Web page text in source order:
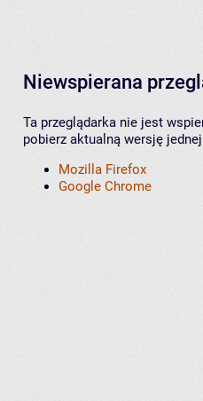
Niewspierana
Ta przeglądarka nie jest
pobierz aktualną wersję
Mozilla Firefox
Google Chrome